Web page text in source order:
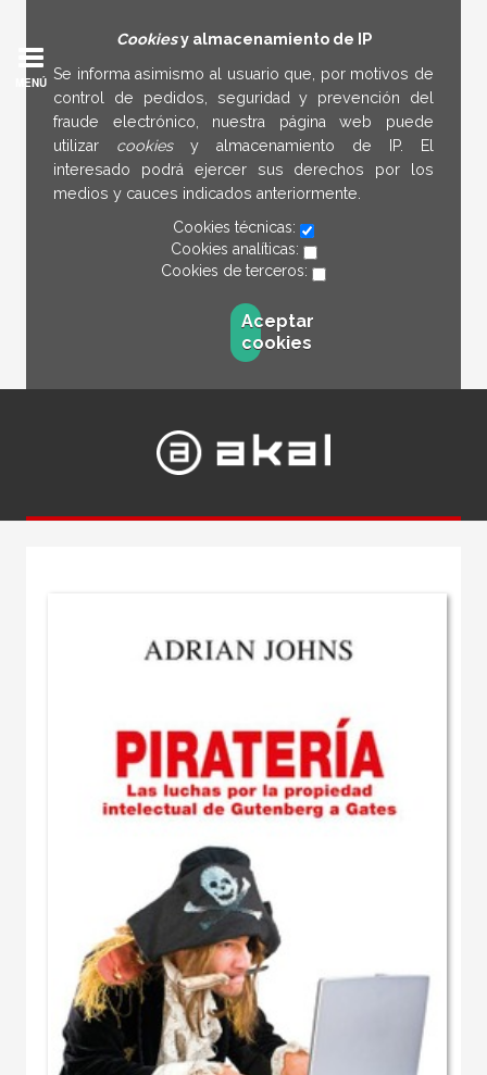
Cookiesy almacenamiento de IP
Se informa asimismo al usuario que, por motivos de
control de pedidos, seguridad y prevención del
fraude electrónico, nuestra página web puede
utilizar cookies y almacenamiento de IP. El
interesado podrá ejercer sus derechos por los
medios y cauces indicados anteriormente.
Cookies técnicas:
Cookies analíticas:
Cookies de terceros:
Aceptar
cookies
MENÚ